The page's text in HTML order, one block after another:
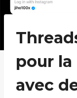
pour
avec